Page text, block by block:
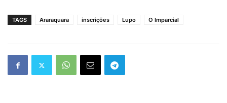
TAGS Araraquara inscrições Lupo O Imparcial